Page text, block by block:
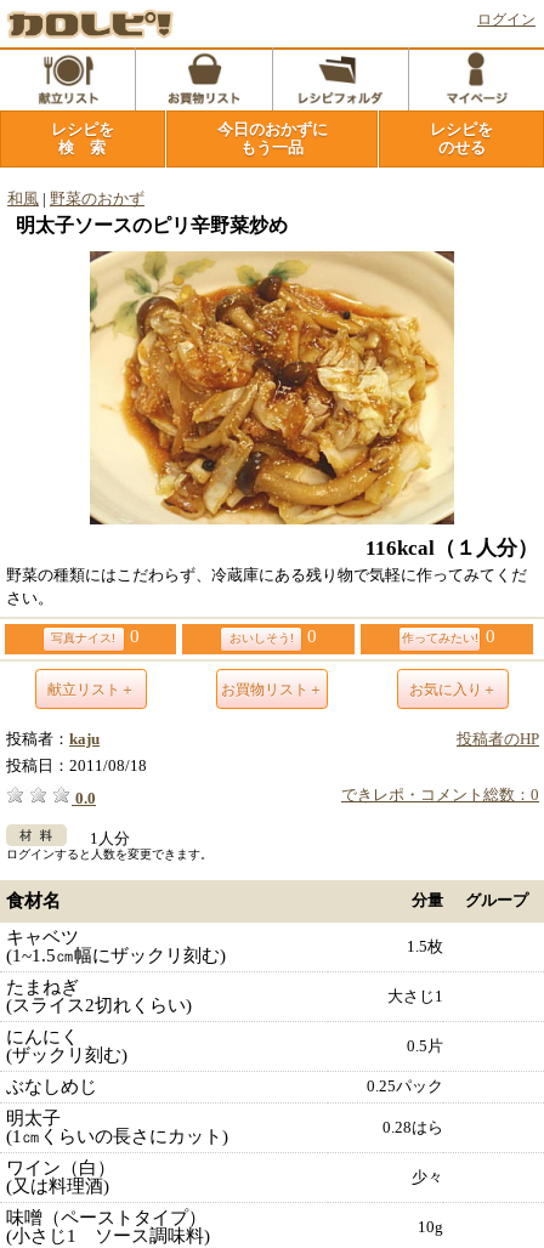
ログイン
レシピを
検 索
今日のおかずに
もう一品
レシピを
のせる
和風 野菜のおかず
明太子ソースのピリ辛野菜炒め
116kcal （１人分）
野菜の種類にはこだわらず、冷蔵庫にある残り物で気軽に作ってみてくだ
さい。
写真ナイス! 0 おいしそう! 0 作ってみたい! 0
献立リスト＋ お買物リスト＋ お気に入り＋
投稿者のHP
投稿者： kaju
投稿日： 2011/08/18
できレポ・コメント総数：0
0.0
1人分
ログインすると人数を変更できます。
食材名 分量 グループ
キャベツ
(1~1.5㎝幅にザックリ刻む)
1.5枚
たまねぎ
(スライス2切れくらい)
大さじ1
にんにく
(ザックリ刻む)
0.5片
ぶなしめじ 0.25パック
明太子
(1㎝くらいの長さにカット)
0.28はら
ワイン（白）
(又は料理酒)
少々
味噌（ペーストタイプ）
(小さじ1 ソース調味料)
10g